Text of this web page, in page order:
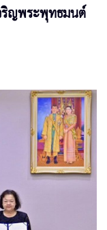
ญพระพุทธมนต์